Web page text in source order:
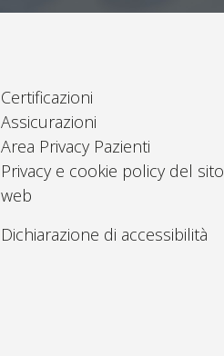
Certificazioni
Assicurazioni
Area Privacy Pazienti
Privacy e cookie policy del sito
web
Dichiarazione di accessibilità